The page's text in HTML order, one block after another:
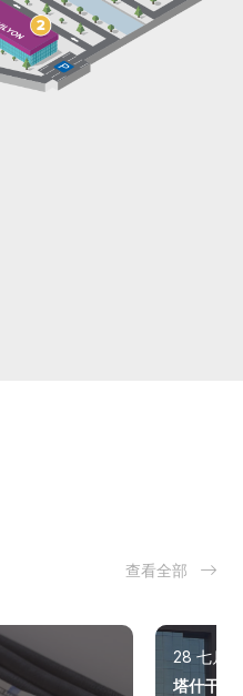
查看全部
28 七月
塔什干巩